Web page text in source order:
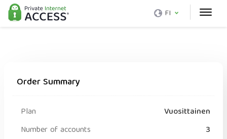
FI
Order Summary
Plan
Vuosittainen
Number of accounts
3